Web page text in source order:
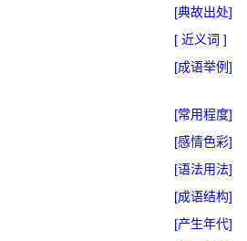
[典故出处]
[ 近义词 ]
[成语举例]
[常用程度]
[感情色彩]
[语法用法]
[成语结构]
[产生年代]